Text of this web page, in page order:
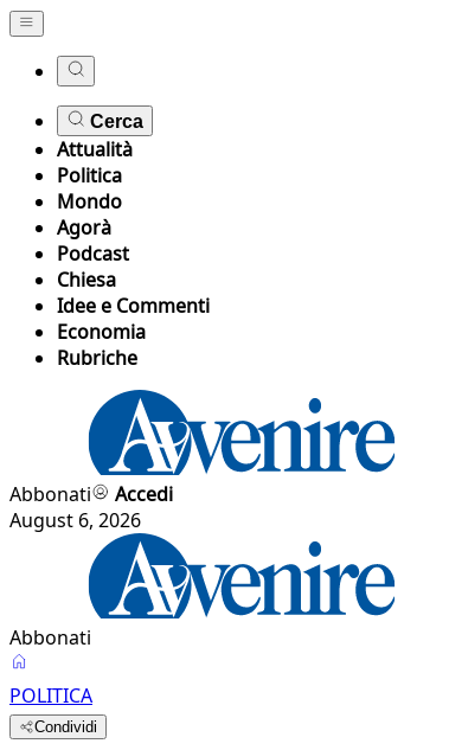
Cerca
Attualità
Politica
Mondo
Agorà
Podcast
Chiesa
Idee e Commenti
Economia
Rubriche
Abbonati
Accedi
August 6, 2026
Abbonati
POLITICA
Condividi